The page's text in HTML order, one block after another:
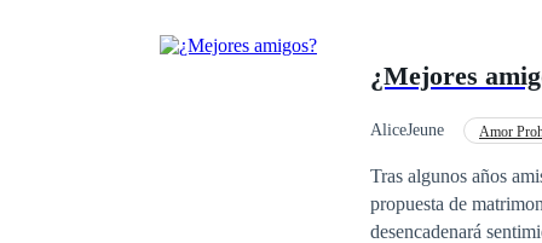
¿Mejores
AliceJeune Amor
Tras algunos años amistad, la vida Alice Thompson, da un giro brutalmente emocional cuando descubre que, la
propuesta de
desencadenará